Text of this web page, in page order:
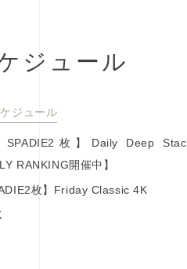
ジ ュ ー ル
ジュール
枚】Daily Deep
RANKING開催中】
枚】Friday Classic 4K